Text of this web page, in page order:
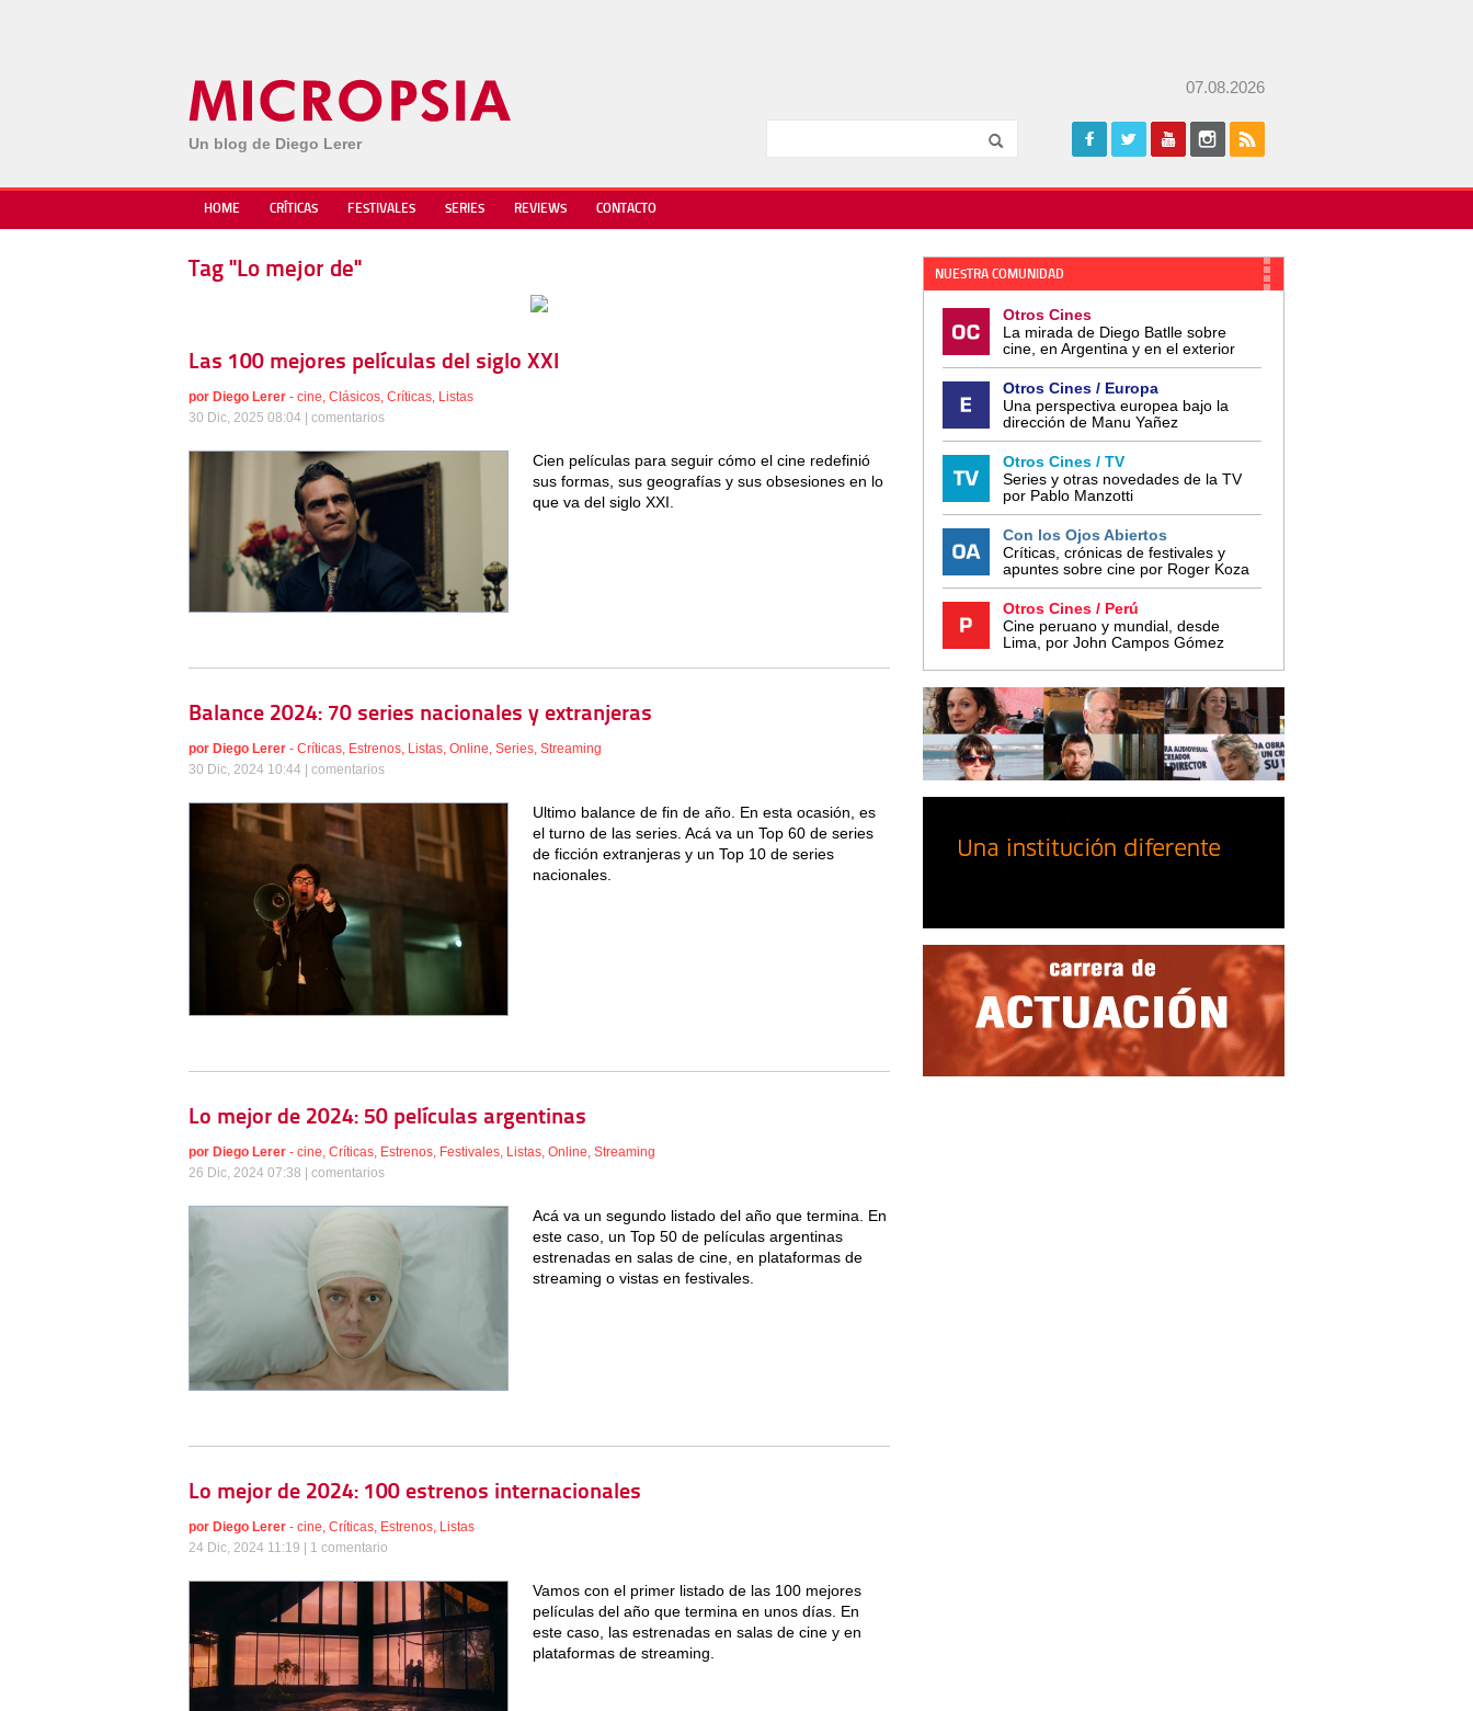
Un blog de Diego Lerer
07.08.2026
HOME CRÍTICAS FESTIVALES SERIES REVIEWS CONTACTO
Tag "Lo mejor de"
Las 100 mejores películas del siglo XXI
por Diego Lerer - cine, Clásicos, Críticas, Listas
30 Dic, 2025 08:04 | comentarios
Cien películas para seguir cómo el cine redefinió
sus formas, sus geografías y sus obsesiones en lo
que va del siglo XXI.
Balance 2024: 70 series nacionales y extranjeras
por Diego Lerer - Críticas, Estrenos, Listas, Online, Series, Streaming
30 Dic, 2024 10:44 | comentarios
Ultimo balance de fin de año. En esta ocasión, es
el turno de las series. Acá va un Top 60 de series
de ficción extranjeras y un Top 10 de series
nacionales.
Lo mejor de 2024: 50 películas argentinas
por Diego Lerer - cine, Críticas, Estrenos, Festivales, Listas, Online, Streaming
26 Dic, 2024 07:38 | comentarios
Acá va un segundo listado del año que termina. En
este caso, un Top 50 de películas argentinas
estrenadas en salas de cine, en plataformas de
streaming o vistas en festivales.
Lo mejor de 2024: 100 estrenos internacionales
por Diego Lerer - cine Críticas Estrenos Listas
24 Dic, 2024 11:19 | 1 comentario
Vamos con el primer listado de las 100 mejores
películas del año que termina en unos días. En
este caso, las estrenadas en salas de cine y en
plataformas de streaming.
NUESTRA COMUNIDAD
Otros Cines
La mirada de Diego Batlle sobre
cine, en Argentina y en el exterior
Otros Cines / Europa
Una perspectiva europea bajo la
dirección de Manu Yañez
Otros Cines / TV
Series y otras novedades de la TV
por Pablo Manzotti
Con los Ojos Abiertos
Críticas, crónicas de festivales y
apuntes sobre cine por Roger Koza
Otros Cines / Perú
Cine peruano y mundial, desde
Lima, por John Campos Gómez